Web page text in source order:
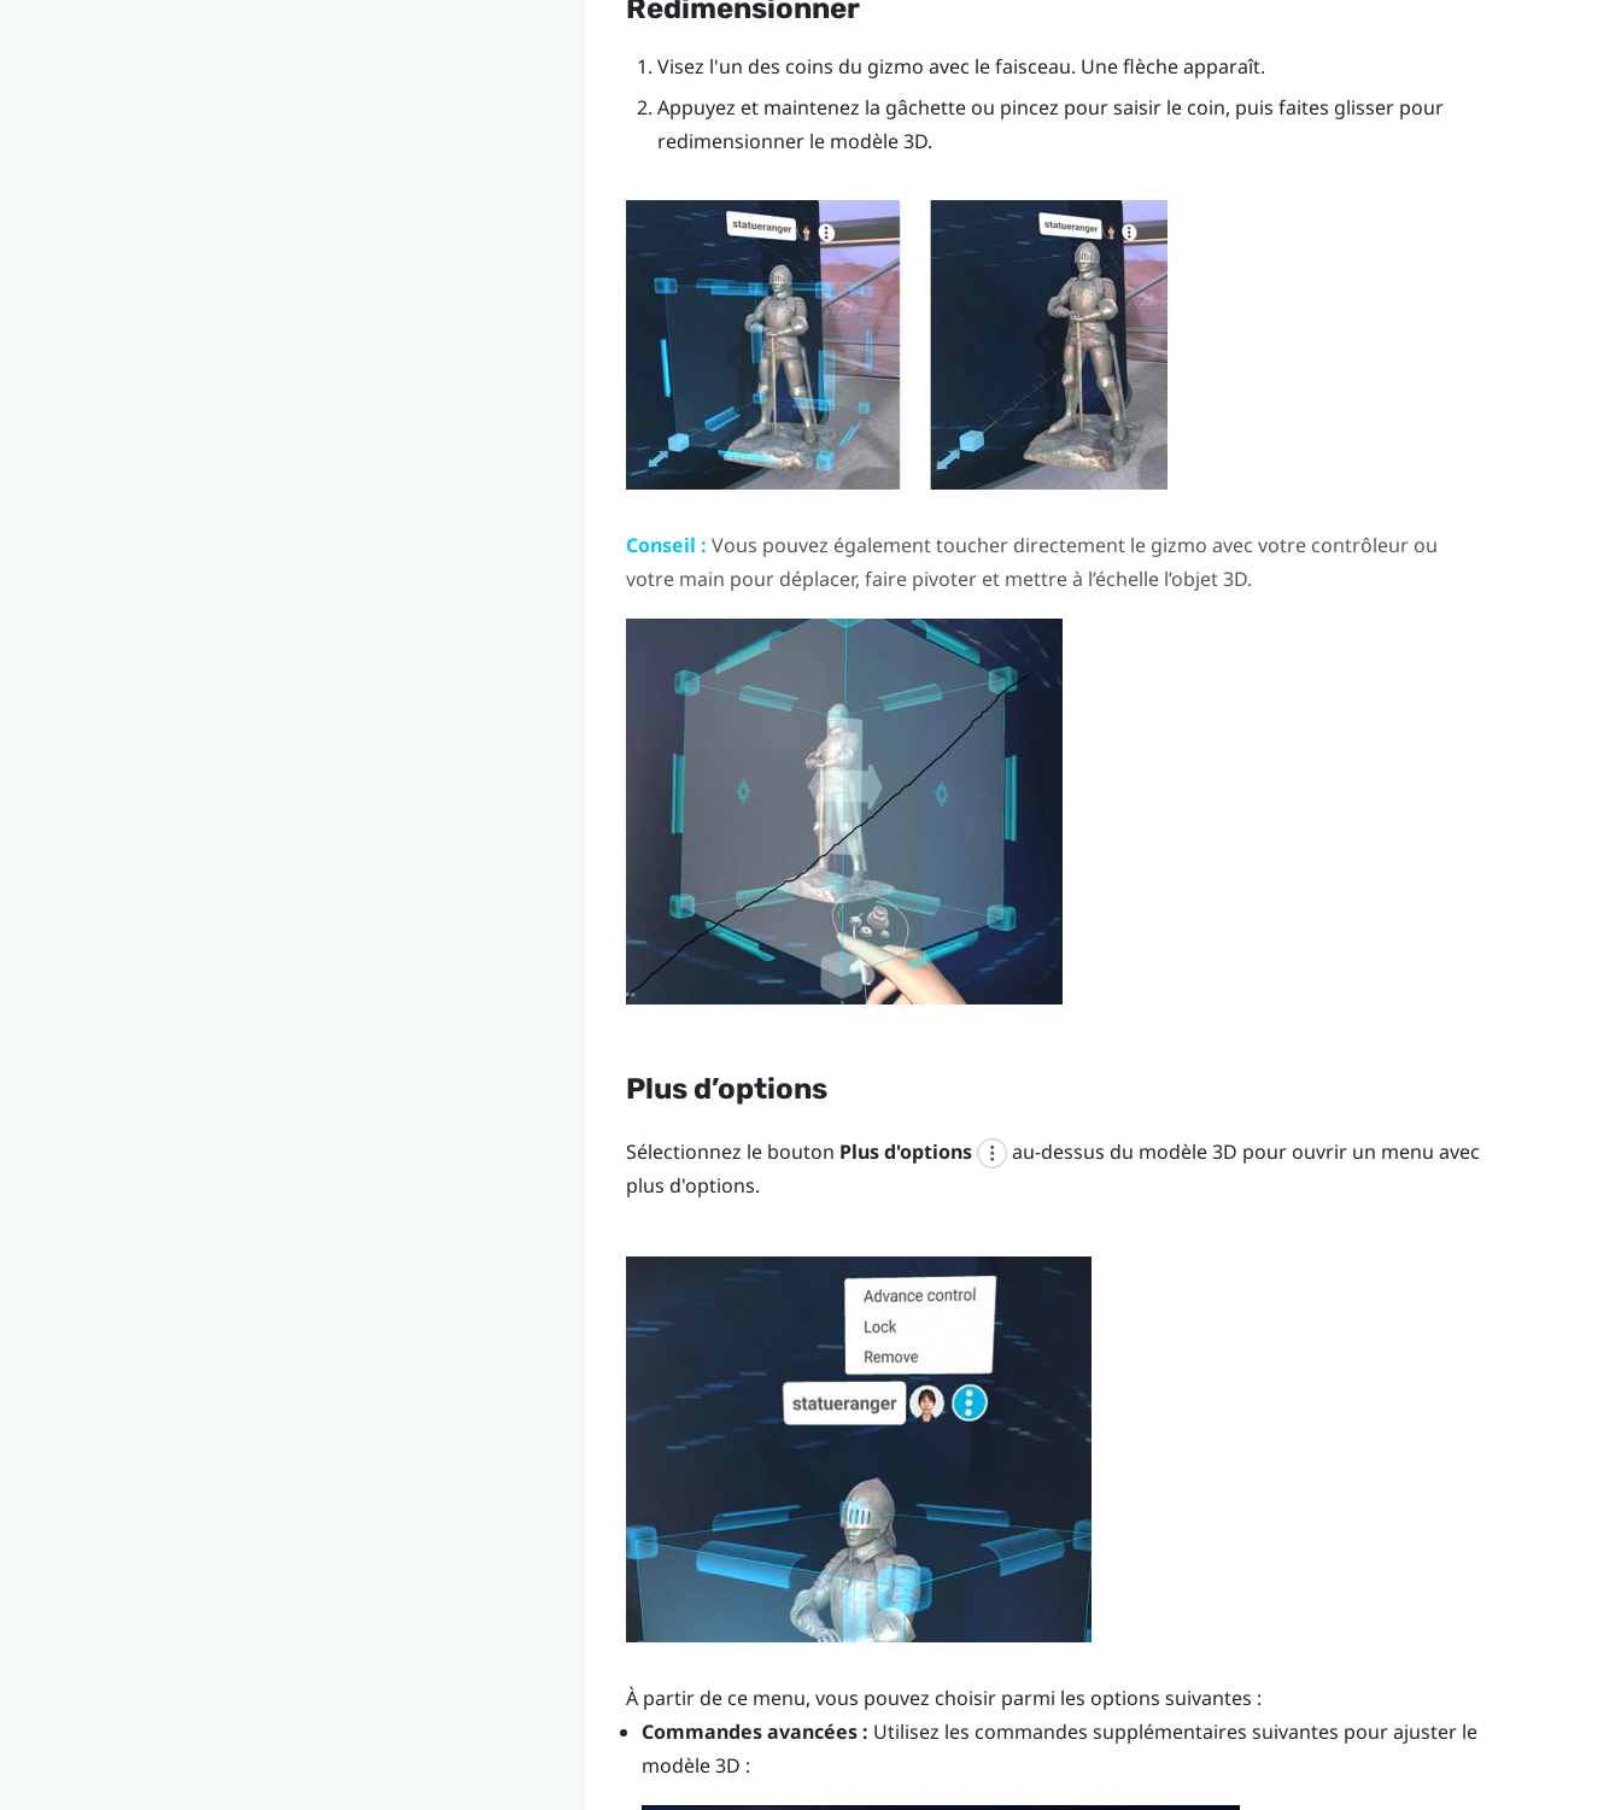
Redimensionner
Visez l'un des coins du gizmo avec le faisceau. Une flèche apparaît.
Appuyez et maintenez la gâchetteou pincez pour saisir le coin, puis faites glisser pour
redimensionner le modèle 3D.
Conseil : Vous pouvez également toucher directement le gizmo avec votre contrôleur ou
votre main pour déplacer, faire pivoter et mettre à l’échelle l’objet 3D.
Plus d’options
Sélectionnez le bouton Plus d'options
au-dessus du modèle 3D pour ouvrir un menu avec
plus d'options.
À partir de ce menu, vous pouvez choisir parmi les options suivantes :
Commandes avancées : Utilisez les commandes supplémentaires suivantes pour ajuster le
modèle 3D :